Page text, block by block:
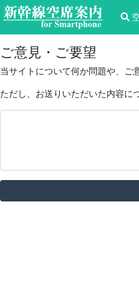
ご意見・ご要望
当サイトについて何か問題や、ご
ただし、お送りいただいた内容に